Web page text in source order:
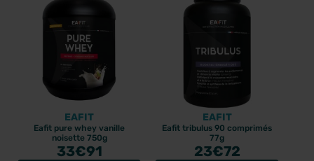
EAFIT
Eafit pure whey vanille
noisette 750g
33€91
EAFIT
Eafit tribulus 90 comprimés
77g
23€72